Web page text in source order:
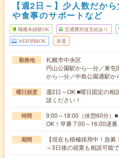
【週2日～】少人数だか
や食事のサポートなど
職種未経験OK 交通費別途支給あり
WEB登録OK 派遣
勤務地
札幌市中央区
円山公園駅から---分／東
から---分／中島公園通駅
曜日頻度
週2日～OK ■曜日固定の相
談ください！
時間
9:00～18:00（休憩60分）
OK！早番 7:00～16:00遅
期間
【現在も積極採用中！急
～3日後の就業も相談可能で